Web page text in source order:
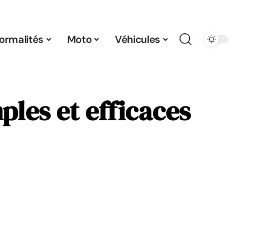
Moto Véhicules
et efficaces